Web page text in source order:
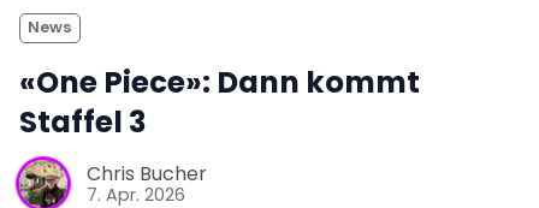
News
«One Piece»: Dann kommt
Staffel 3
Chris Bucher
7. Apr. 2026